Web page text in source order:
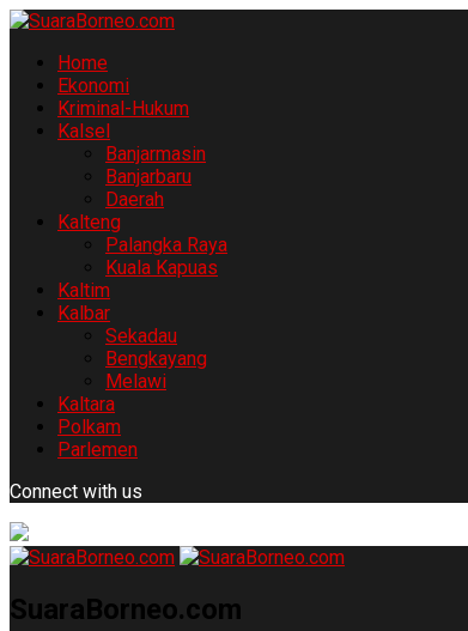
Home
Ekonomi
Kriminal-Hukum
Kalsel
Banjarmasin
Banjarbaru
Daerah
Kalteng
Palangka Raya
Kuala Kapuas
Kaltim
Kalbar
Sekadau
Bengkayang
Melawi
Kaltara
Polkam
Parlemen
Connect with us
SuaraBorneo.com